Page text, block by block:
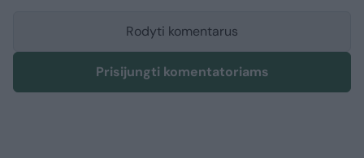
Rodyti komentarus
Prisijungti komentatoriams